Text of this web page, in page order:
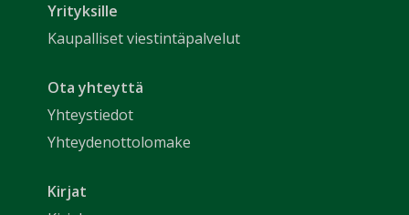
Yrityksille
Kaupalliset viestintäpalvelut
Ota yhteyttä
Yhteystiedot
Yhteydenottolomake
Kirjat